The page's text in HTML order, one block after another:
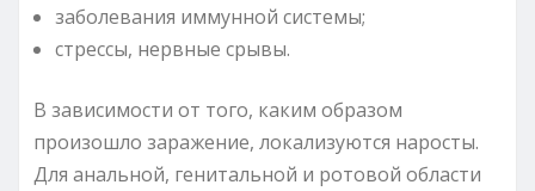
заболевания иммунной системы;
стрессы, нервные срывы.
В зависимости от того, каким образом
произошло заражение, локализуются наросты.
Для анальной, генитальной и ротовой области